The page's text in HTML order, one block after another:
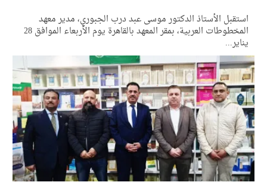
الأستاذ الدكتور موسى عبد درب الجبوري، مدير معهد
المخطوطات العربية، بمقر المعهد بالقاهرة يوم الأربعاء الموافق 28